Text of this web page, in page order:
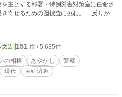
主とする部署・特例災害対策室に任命さ
せるための囮捜査に挑む。 反りが合
の相棒と、狐面を被った怪しい上司と共
文芸 151 位 / 5,635件
の相棒 あやかし
警察
現代
完結済み